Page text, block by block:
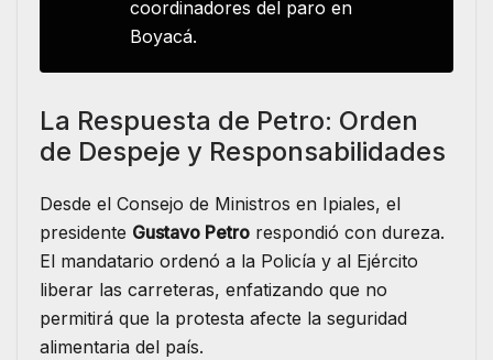
coordinadores del paro en
Boyacá.
La Respuesta de Petro: Orden
de Despeje y Responsabilidades
Desde el Consejo de Ministros en Ipiales, el
presidente Gustavo Petro respondió con dureza.
El mandatario ordenó a la Policía y al Ejército
liberar las carreteras, enfatizando que no
permitirá que la protesta afecte la seguridad
alimentaria del país.